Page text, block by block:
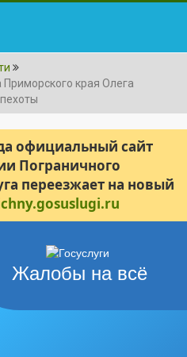
края Олега
официальный сайт
Пограничного
переезжает на новый
Жалобы на всё